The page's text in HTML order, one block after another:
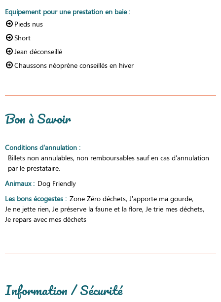
Equipement pour une prestation en baie:
Pieds nus
Short
Jean déconseillé
Chaussons néoprène conseillés en hiver
Bon à Savoir
Conditions d'annulation :
Billets non annulables, non remboursables sauf en cas d'annulation
par le prestataire.
Animaux: Dog Friendly
Les bons écogestes : Zone Zéro déchets J'apporte ma gourde
Je ne jette rien Je préserve la faune et la flore Je trie mes déchets
Je repars avec mes déchets
Information / Sécurité